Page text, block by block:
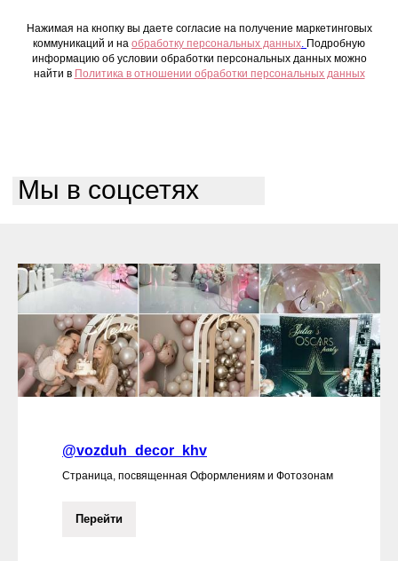
Нажимая на кнопку вы даете согласие на получение маркетинговых
коммуникаций и на обработку персональных данных. Подробную
информацию об условии обработки персональных данных можно
найти в Политика в отношении обработки персональных данных
Мы в соцсетях
@vozduh_decor_khv
Страница, посвященная Оформлениям и Фотозонам
Перейти